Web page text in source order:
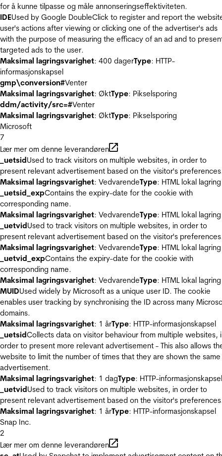
for å kunne tilpasse og måle annonseringseffektiviteten.
IDEUsed by Google DoubleClick to register and report the
user's actions after viewing or clicking one of the advertiser's ads
with the purpose of measuring the efficacy of an ad and to
targeted ads to the user.
Maksimal lagringsvarighet: 400 dagerType: HTTP-
informasjonskapsel
gmp\conversion#Venter
Maksimal lagringsvarighet: ØktType: Pikselsporing
ddm/activity/src=#Venter
Maksimal lagringsvarighet: ØktType: Pikselsporing
Microsoft
7
Lær mer om denne leverandøren
_uetsidUsed to track visitors on multiple websites, in order to
present relevant advertisement based on the visitor's
Maksimal lagringsvarighet: VedvarendeType: HTML lokal lagring
_uetsid_expContains the expiry-date for the cookie with
corresponding name.
Maksimal lagringsvarighet: VedvarendeType: HTML lokal lagring
_uetvidUsed to track visitors on multiple websites, in order to
present relevant advertisement based on the visitor's
Maksimal lagringsvarighet: VedvarendeType: HTML lokal lagring
_uetvid_expContains the expiry-date for the cookie with
corresponding name.
Maksimal lagringsvarighet: VedvarendeType: HTML lokal lagring
MUIDUsed widely by Microsoft as a unique user ID. The cookie
enables user tracking by synchronising the ID across many
domains.
Maksimal lagringsvarighet: 1 årType: HTTP-informasjonskapsel
_uetsidCollects data on visitor behaviour from multiple websites,
order to present more relevant advertisement - This also allows
website to limit the number of times that they are shown the same
advertisement.
Maksimal lagringsvarighet: 1 dagType: HTTP-informasjonskapsel
_uetvidUsed to track visitors on multiple websites, in order to
present relevant advertisement based on the visitor's
Maksimal lagringsvarighet: 1 årType: HTTP-informasjonskapsel
Snap Inc.
2
Lær mer om denne leverandøren